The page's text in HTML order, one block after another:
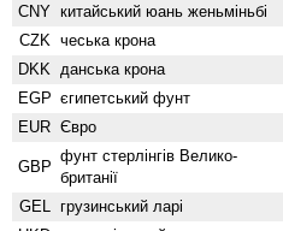
CNY китайський юань женьмiньбi
CZK чеська крона
DKK данська крона
EGP єгипетський фунт
EUR Євро
GBP
фунт стерлінгів Велико­
британії
GEL грузинський ларі